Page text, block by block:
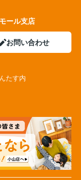
ール支店
お問い合わせ
たす内